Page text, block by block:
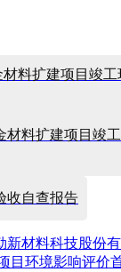
材料扩建项目竣
材料扩建项目竣
收自查报告
新材料科技股份
目环境影响评价